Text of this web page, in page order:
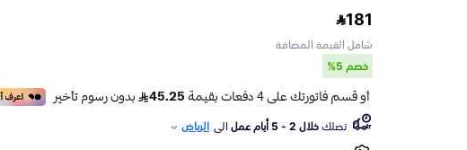
181
شامل القيمة المضافة
خصم 5%
تصلكخلال 2 - 5 أيام عمل الى الرياض